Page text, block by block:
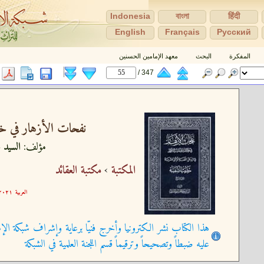
हिंदी
বাংলা
Indonesia
Pусский
Français
English
المفكرة البحث معهد الإمامين الحسنين
347 /
نفحات الأزهار في
مؤلف:
المكتبة ›مكتبة العقائد
العربية ٢٠٢١-٠٩-٢١
هذا الكتاب نشر الكترونيا وأخرج فنيّا برعاية وإشراف شبكة
عليه ضبطاً وتصحيحاً وترقيماً قسم اللجنة العلمية في الشبكة